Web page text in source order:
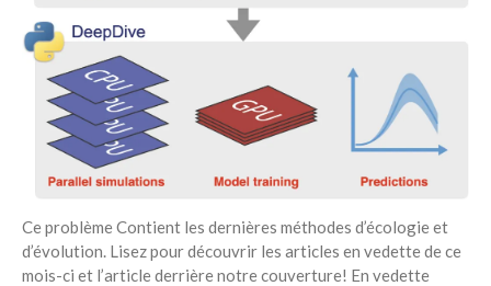
Ce problème Contient les dernières méthodes d’écologie et
d’évolution. Lisez pour découvrir les articles en vedette de ce
mois-ci et l’article derrière notre couverture! En vedette